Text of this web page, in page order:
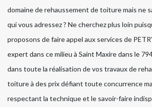
domaine de rehaussement de toiture mais ne
qui vous adressez ? Ne cherchez plus loin
proposons de faire appel aux services de
expert dans ce milieu à Saint Maxire dans le
dans toute la réalisation de vos travaux de
toiture à des prix défiant toute concurrence
respectant la technique et le savoir-faire